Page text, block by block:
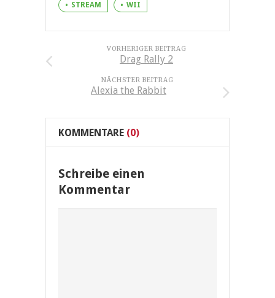
STREAM WII
VORHERIGER BEITRAG
Drag Rally 2
NÄCHSTER BEITRAG
Alexia the Rabbit
KOMMENTARE (0)
Schreibe einen
Kommentar